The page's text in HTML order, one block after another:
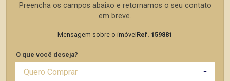
Preencha os campos abaixo e retornamos o seu contato
em breve.
Mensagem sobre o imóvelRef. 159881
O que você deseja?
Quero Comprar